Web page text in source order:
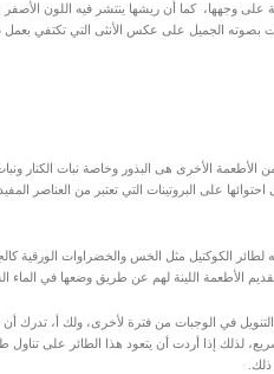
على وجهها، كما أن ريشها ينتشر فيه اللون
الجميل على عكس الأنثى التي تكتفي بعمل
الأطعمة الأخرى هى البذور وخاصة نبات الكنار
احتوائها على البروتينات التي تعتبر من العناصر
الكوكتيل مثل الخس والخضراوات الورقية
الأطعمة اللينة لهم عن طريق وضعها في الماء
في الوجبات من فترة لأخرى، ولك أ، تدرك أن
لذلك إذا أردت أن يتعود هذا الطائر على